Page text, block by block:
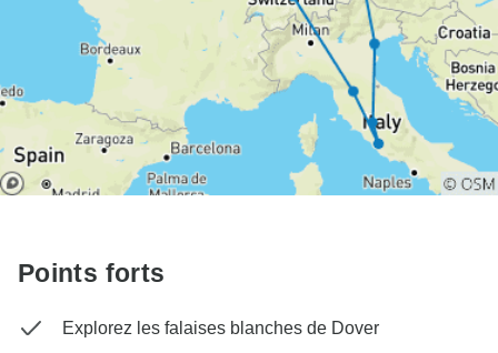
Points forts
Explorez les falaises blanches de Dover